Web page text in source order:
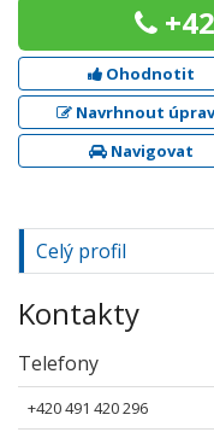
Ohodnotit
Navrhnout
Navigovat
Celý profil
Kontakty
Telefony
+420 491 420 296